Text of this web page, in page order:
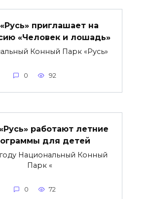
приглашает на
«Человек и лошадь»
Конный Парк «Русь»
0 92
работают летние
для детей
Национальный Конный
Парк «
0 72